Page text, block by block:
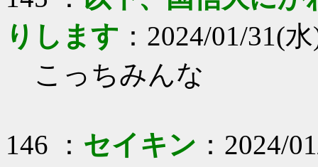
りします ：2024/01/31(
こっちみんな
146 ： セイキン ：2024/